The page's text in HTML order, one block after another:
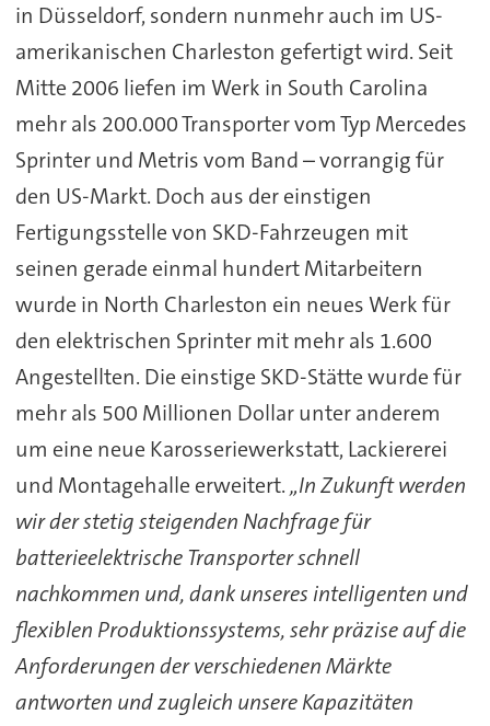
in Düsseldorf, sondern nunmehr auch im US-
amerikanischen Charleston gefertigt wird. Seit
Mitte 2006 liefen im Werk in South Carolina
mehr als 200.000 Transporter vom Typ Mercedes
Sprinter und Metris vom Band – vorrangig für
den US-Markt. Doch aus der einstigen
Fertigungsstelle von SKD-Fahrzeugen mit
seinen gerade einmal hundert Mitarbeitern
wurde in North Charleston ein neues Werk für
den elektrischen Sprinter mit mehr als 1.600
Angestellten. Die einstige SKD-Stätte wurde für
mehr als 500 Millionen Dollar unter anderem
um eine neue Karosseriewerkstatt, Lackiererei
und Montagehalle erweitert.„In Zukunft werden
wir der stetig steigenden Nachfrage für
batterieelektrische Transporter schnell
nachkommen und, dank unseres intelligenten und
flexiblen Produktionssystems, sehr präzise auf die
Anforderungen der verschiedenen Märkte
antworten und zugleich unsere Kapazitäten